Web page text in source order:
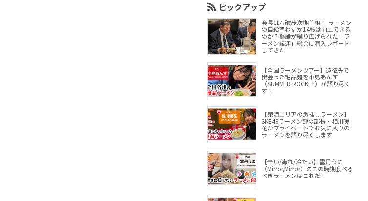
ピックアップ
会長は石破茂次期首相！ ラーメン
の自給率わずか14％は向上できる
のか!? 熱論が繰り広げられた「ラ
ーメン議連」総会に潜入レポート
してきた
【全国ラーメンツアー】遠征先で
出会った絶品麺を小島あんず
（SUMMER ROCKET）が語り尽く
す！
【東海エリアの激推しラーメン】
SKE48ラーメン部の部長・相川暖
花がプライベートでお気に入りの
ラーメンを語り尽くします
【辛い/痺れ/冷たい】雲丹うに
（Mirror,Mirror）のこの時期食べる
べきラーメンはこれだ！